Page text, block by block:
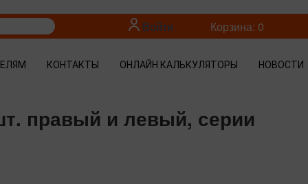
Войти Корзина: 0
КОНТАКТЫ ОНЛАЙН КАЛЬКУЛЯТОРЫ НОВОСТИ
правый и левый, серии